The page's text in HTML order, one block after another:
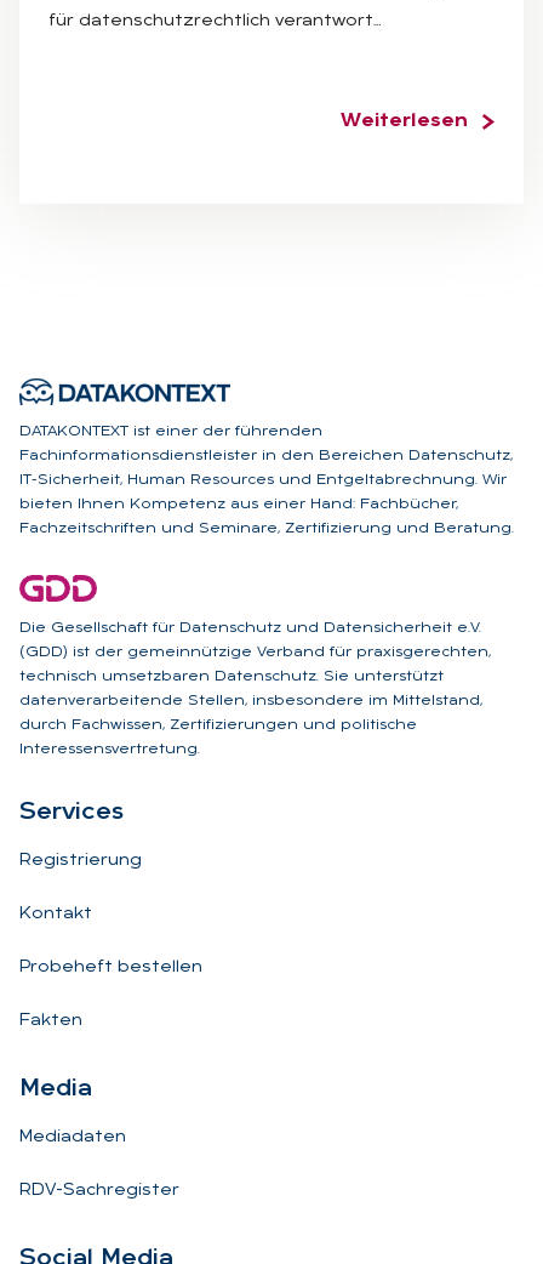
für datenschutzrechtlich verantwort…
Weiterlesen
DATAKONTEXT ist einer der führenden
Fachinformationsdienstleister in den Bereichen Datenschutz,
IT-Sicherheit, Human Resources und Entgeltabrechnung. Wir
bieten Ihnen Kompetenz aus einer Hand: Fachbücher,
Fachzeitschriften und Seminare, Zertifizierung und Beratung.
Die Gesellschaft für Datenschutz und Datensicherheit e.V.
(GDD) ist der gemeinnützige Verband für praxisgerechten,
technisch umsetzbaren Datenschutz. Sie unterstützt
datenverarbeitende Stellen, insbesondere im Mittelstand,
durch Fachwissen, Zertifizierungen und politische
Interessensvertretung.
Ser­vices
Registrierung
Kontakt
Probeheft bestellen
Fakten
Me­dia
Mediadaten
RDV-Sachregister
So­ci­al Me­dia